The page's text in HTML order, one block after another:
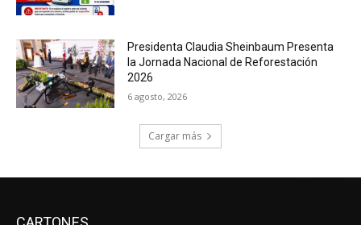
Presidenta Claudia Sheinbaum Presenta
la Jornada Nacional de Reforestación
2026
6 agosto, 2026
Cargar más